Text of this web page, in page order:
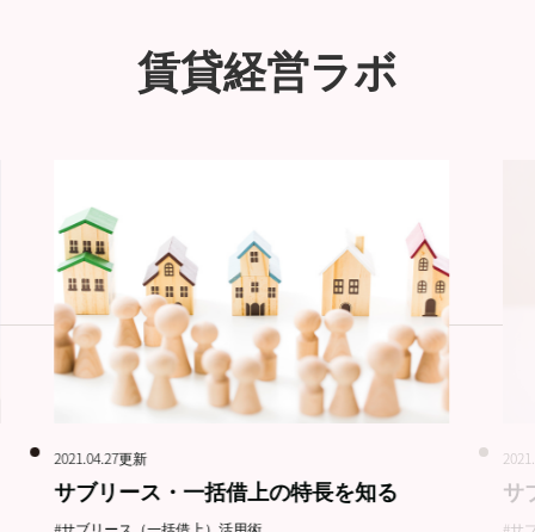
賃貸経営ラボ
2021.04.27更新
サブリース・一括借上の特長を知る サ